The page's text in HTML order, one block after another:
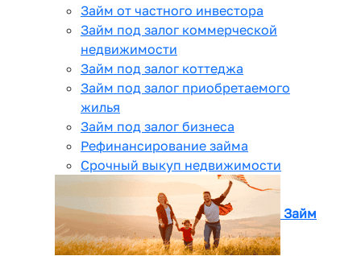
Займ от частного инвестора
Займ под залог коммерческой
недвижимости
Займ под залог коттеджа
Займ под залог приобретаемого
жилья
Займ под залог бизнеса
Рефинансирование займа
Срочный выкуп недвижимости
Займ